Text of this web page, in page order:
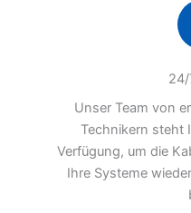
Unser Team von
Technikern steht
Verfügung, um die
Ihre Systeme